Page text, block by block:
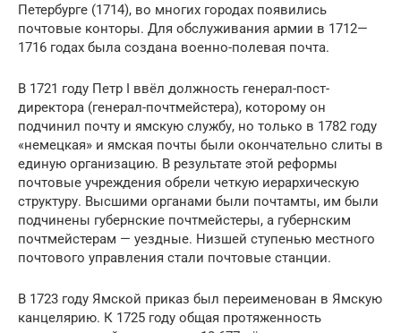
Петербурге (1714), во многих городах появились
почтовые конторы. Для обслуживания армии в 1712—
1716 годах была создана военно-полевая почта.
В 1721 году Петр I ввёл должность генерал-пост-
директора (генерал-почтмейстера), которому он
подчинил почту и ямскую службу, но только в 1782 году
«немецкая» и ямская почты были окончательно слиты в
единую организацию. В результате этой реформы
почтовые учреждения обрели четкую иерархическую
структуру. Высшими органами были почтамты, им были
подчинены губернские почтмейстеры, а губернским
почтмейстерам — уездные. Низшей ступенью местного
почтового управления стали почтовые станции.
В 1723 году Ямской приказ был переименован в Ямскую
канцелярию. К 1725 году общая протяженность